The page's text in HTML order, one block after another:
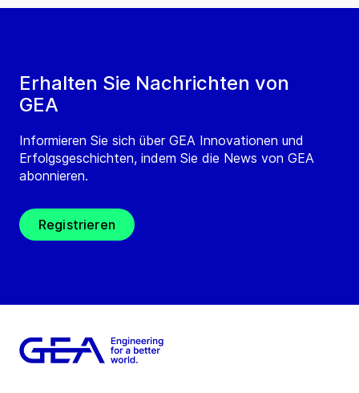
Erhalten Sie Nachrichten von
GEA
Informieren Sie sich über GEA Innovationen und
Erfolgsgeschichten, indem Sie die News von GEA
abonnieren.
Registrieren